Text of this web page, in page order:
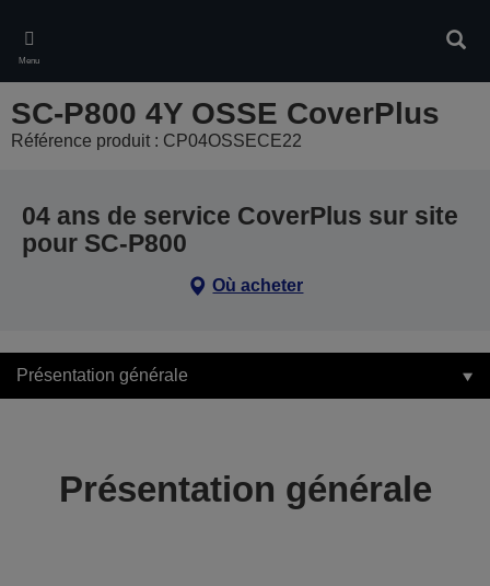
main
content
Menu
SC-P800 4Y OSSE CoverPlus
Référence produit : CP04OSSECE22
04 ans de service CoverPlus sur site
pour SC-P800
Où acheter
Présentation générale
Présentation générale